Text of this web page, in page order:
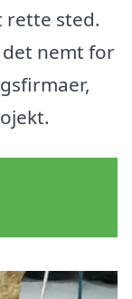
rette sted.
nemt for